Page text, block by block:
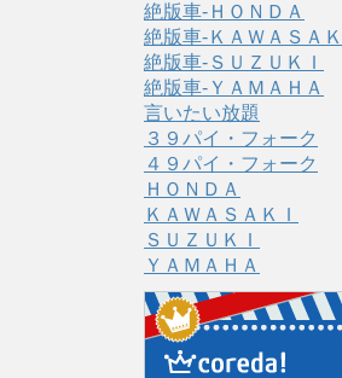
絶版車-ＨＯＮＤＡ
絶版車-ＫＡＷＡＳＡＫ
絶版車-ＳＵＺＵＫＩ
絶版車-ＹＡＭＡＨＡ
言いたい放題
３９パイ・フォーク
４９パイ・フォーク
ＨＯＮＤＡ
ＫＡＷＡＳＡＫＩ
ＳＵＺＵＫＩ
ＹＡＭＡＨＡ